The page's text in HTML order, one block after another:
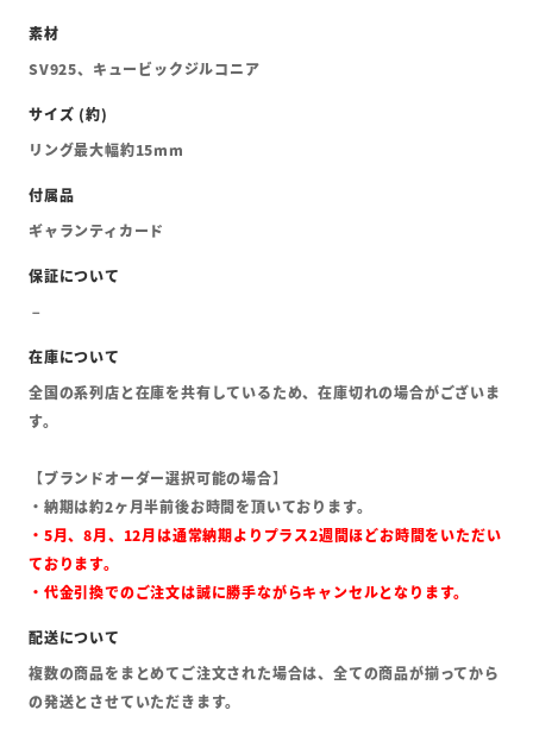
SV925、キュービックジルコニア
リング最大幅約15mm
ギャランティカード
全国の系列店と在庫を共有しているため、在庫切れの場合がございま
す。
【ブランドオーダー選択可能の場合】
・納期は約2ヶ月半前後お時間を頂いております。
・5月、8月、12月は通常納期よりプラス2週間ほどお時間をいただい
ております。
・代金引換でのご注文は誠に勝手ながらキャンセルとなります。
複数の商品をまとめてご注文された場合は、全ての商品が揃ってから
の発送とさせていただきます。